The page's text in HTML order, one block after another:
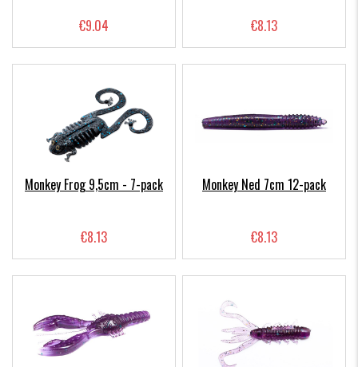
€9.04 €8.13
Monkey Frog 9,5cm - 7-pack
€8.13
Monkey Ned 7cm 12-pack
€8.13